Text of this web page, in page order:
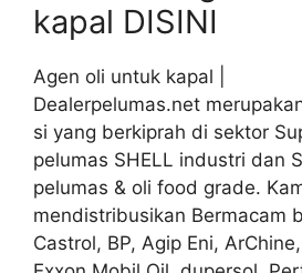
kapal DISINI
Agen oli untuk kapal |
Dealerpelumas.net
si yang berkiprah di sektor
pelumas SHELL industri dan
pelumas & oli food grade.
mendistribusikan Bermacam
Castrol, BP, Agip Eni,